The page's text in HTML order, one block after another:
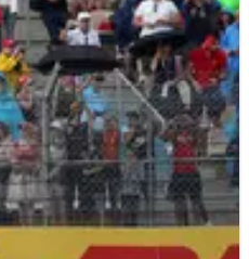
26/07/19
1-2 pada latihan
di Ferrari, Leclerc pada
sementara ada
dan Haas.